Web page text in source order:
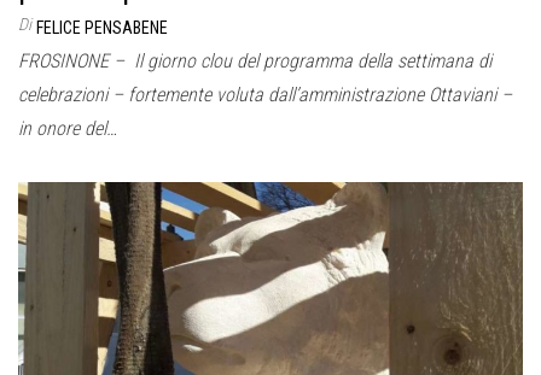
Di FELICE PENSABENE
FROSINONE – Il giorno clou del programma della settimana di
celebrazioni – fortemente voluta dall’amministrazione Ottaviani –
in onore del…